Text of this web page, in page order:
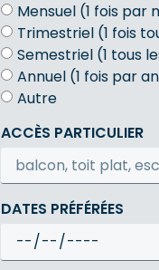
Mensuel (1 fois par
Trimestriel (1 fois
Semestriel (1 tous
Annuel (1 fois par
Autre
ACCÈS PARTICULIER
DATES PRÉFÉRÉES